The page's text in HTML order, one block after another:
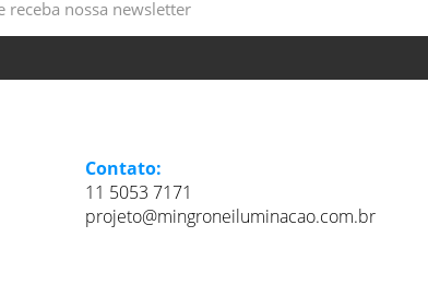
Contato:
11 5053 7171
projeto@mingroneiluminacao.com.br